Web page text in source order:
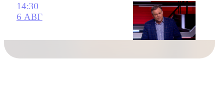
14:30
6 АВГ